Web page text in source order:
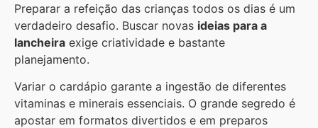
Preparar a refeição das crianças todos os dias é um
verdadeiro desafio. Buscar novas ideias para a
lancheira exige criatividade e bastante
planejamento.
Variar o cardápio garante a ingestão de diferentes
vitaminas e minerais essenciais. O grande segredo é
apostar em formatos divertidos e em preparos